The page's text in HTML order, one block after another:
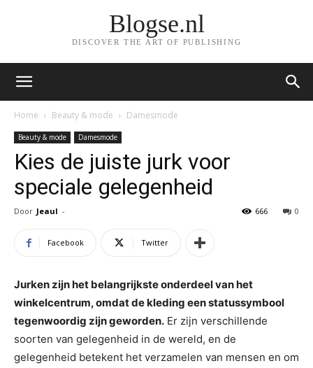
Blogse.nl
DISCOVER THE ART OF PUBLISHING
Home Beauty & mode Damesmode
Beauty & mode Damesmode
Kies de juiste jurk voor
speciale gelegenheid
Door Jeaul - 0
666
Facebook Twitter
Jurken zijn het belangrijkste onderdeel van het
winkelcentrum, omdat de kleding een statussymbool
tegenwoordig zijn geworden. Er zijn verschillende
soorten van gelegenheid in de wereld, en de
gelegenheid betekent het verzamelen van mensen en om